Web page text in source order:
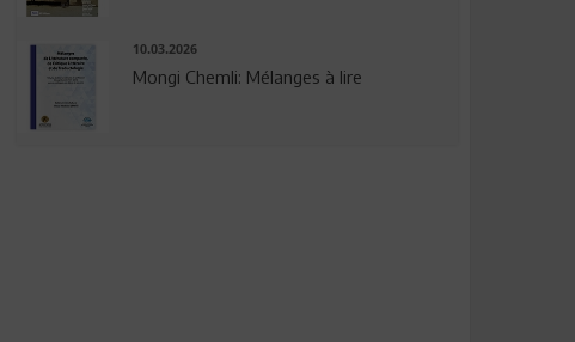
10.03.2026
Mongi Chemli: Mélanges à lire